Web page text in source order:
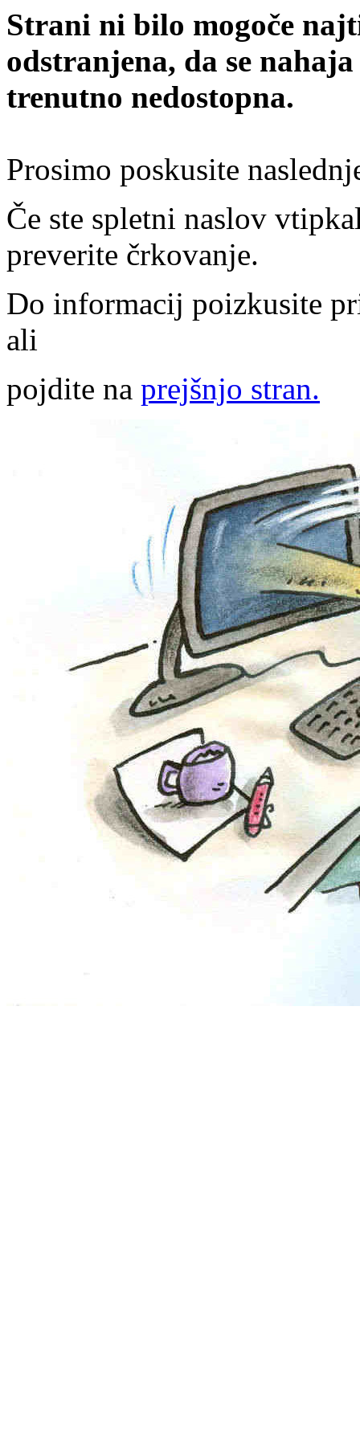
Strani ni bilo mogoče
odstranjena, da se
trenutno nedostopna.
Prosimo poskusite
Če ste spletni naslov
preverite črkovanje.
Do informacij poizkusite
ali
pojdite na prejšnjo stran.